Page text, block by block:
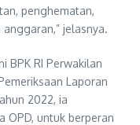
penghematan,
jelasnya.
BPK RI Perwakilan
Laporan
2022, ia
OPD, untuk berperan